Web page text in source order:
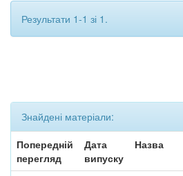
Результати 1-1 зі 1.
Знайдені матеріали:
Попередній
перегляд
Дата
випуску
Назва